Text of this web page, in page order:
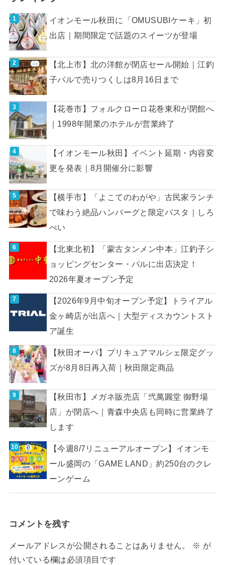
イオンモール秋田に「OMUSUBIケーキ」初
出店｜期間限定で話題のスイーツが登場
【北上市】北の洋館が閉店セール開始｜江釣
子パルで売りつくしは8月16日まで
【花巻市】フォルクローロ花巻東和が閉館へ
｜1998年開業のホテルが営業終了
【イオンモール秋田】イベント延期・内容変
更を発表｜8月開催分に影響
【横手市】「よこてのわがや」古民家ランチ
で味わう絶品ハンバーグと限定パスタ｜しろ
べい
【北東北初】「蒙古タンメン中本」江釣子シ
ョッピングセンター・パルに出店決定！
2026年夏オープン予定
【2026年9月中旬オープン予定】トライアル
金ヶ崎店が出店へ｜大型ディスカウントスト
ア誕生
【秋田オーパ】プリキュアマルシェ限定グッ
ズが8月8日再入荷｜秋田限定商品
【秋田市】メガネ販売店「弐萬圓堂 御野場
店」が閉店へ｜青森中央店も同時に営業終了
します
【今週8/7リニューアルオープン】イオンモ
ール盛岡の「GAME LAND」約250台のクレ
ーンゲーム
コメントを残す
メールアドレスが公開されることはありません。 ※ が
付いている欄は必須項目です